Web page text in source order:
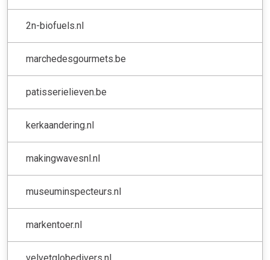
2n-biofuels.nl
marchedesgourmets.be
patisserielieven.be
kerkaandering.nl
makingwavesnl.nl
museuminspecteurs.nl
markentoer.nl